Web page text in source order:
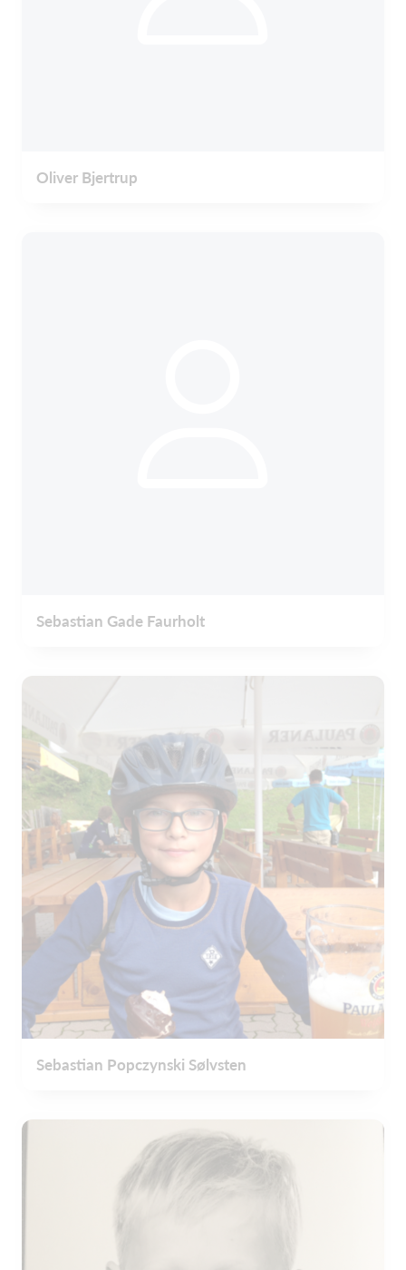
Oliver Bjertrup
Sebastian Gade Faurholt
Sebastian Popczynski Sølvsten